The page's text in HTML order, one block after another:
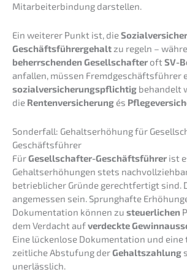
Mitar­bei­ter­bin­dung darstellen.
Ein weite­rer Punkt ist, die
Geschäfts­füh­rer­ge­halt zu regeln –
beherr­schen­den Gesell­schaf­ter oftSV-
anfal­len, müssen Fremd­ge­schäfts­füh­rer
sozial­ver­si­che­rungs­pflich­tig behan­delt
die Renten­ver­si­che­rung és
Sonder­fall: Gehalts­er­hö­hung für
Geschäftsführer
FürGesell­schaf­ter-Geschäfts­füh­rer ist
Gehalts­er­hö­hun­gen stets
betrieb­li­cher Gründe gerecht­fer­tigt sind.
angemes­sen sein. Sprung­haf­te
Dokumen­ta­ti­on können zu steuer­li­chen
dem Verdacht aufverdeck­te
Eine lücken­lo­se Dokumen­ta­ti­on und
zeitli­che Abstu­fung derGehalts­zah­lung
unerlässlich.